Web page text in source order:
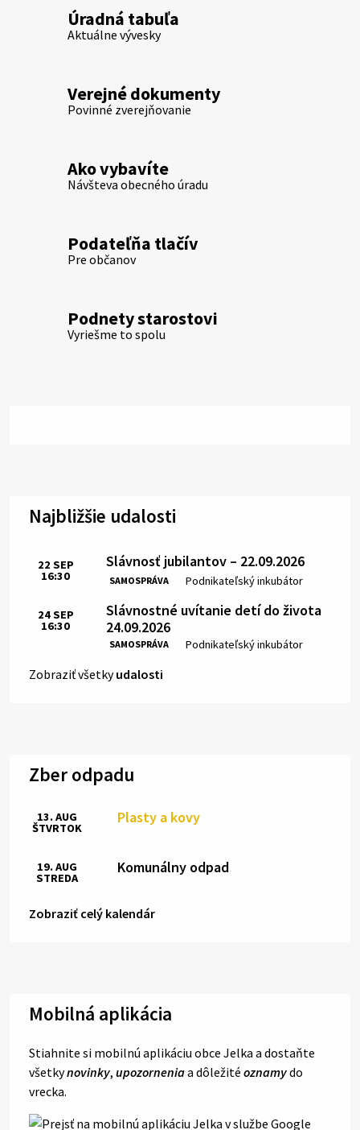
Úradná tabuľa
Aktuálne vývesky
Verejné dokumenty
Povinné zverejňovanie
Ako vybavíte
Návšteva obecného úradu
Podateľňa tlačív
Pre občanov
Podnety starostovi
Vyriešme to spolu
Najbližšie udalosti
Slávnosť jubilantov – 22.09.2026
SAMOSPRÁVA Miesto:
Podnikateľský inkubátor
Čas:
22 SEP
16:30
Slávnostné uvítanie detí do života
24.09.2026
SAMOSPRÁVA Miesto:
Podnikateľský inkubátor
Čas:
24SEP
16:30
Zobraziť všetkyudalosti
Zber odpadu
Plasty a kovy
13. AUG
ŠTVRTOK
Komunálny odpad
19. AUG
STREDA
Zobraziť celý kalendár
Mobilná aplikácia
Stiahnite si mobilnú aplikáciu obce Jelka a dostaňte
všetkynovinky, upozorneniaa dôležité oznamydo
vrecka.